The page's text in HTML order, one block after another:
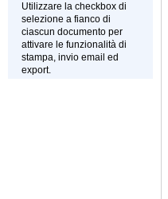
Utilizzare la checkbox di
selezione a fianco di
ciascun documento per
attivare le funzionalità di
stampa, invio email ed
export.